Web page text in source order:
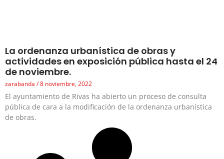
La ordenanza urbanística de obras y
actividades en exposición pública hasta el 24
de noviembre.
zarabanda 8 noviembre, 2022
El ayuntamiento de Rivas ha abierto un proceso de consulta
pública de cara a la modificación de la ordenanza urbanística
de obras.